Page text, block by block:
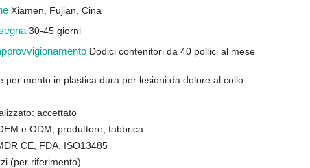
Xiamen, Fujian, Cina
30-45 giorni
Dodici contenitori da 40 pollici al mese
per mento in plastica dura per lesioni da dolore al collo
accettato
e ODM, produttore, fabbrica
CE, FDA, ISO13485
(per riferimento)